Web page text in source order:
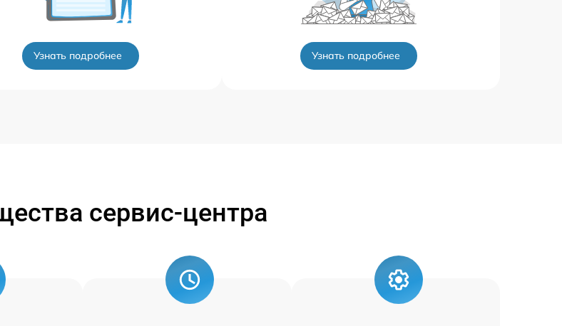
Узнать подробнее Узнать подробнее
сервис-центра